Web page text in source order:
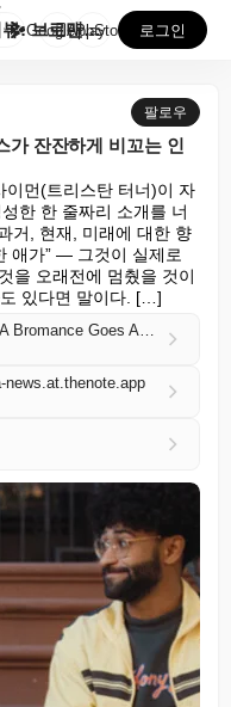
‘더 트래블 컴패니언’ 리뷰: 브로맨스가 잔잔하게 비꼬...
GooglePlay
AppStore 로그인
팔로우
가 잔잔하게 비꼬는 인
이먼(트리스탄 터너)이 자
한 한 줄짜리 소개를 너
거, 현재, 미래에 대한 향
애가” — 그것이 실제로
을 오래전에 멈췄을 것이
있다면 말이다. […]
‘The Travel Companion’ Review: A Bromance Goes Adrift in a Gently Wry Indie Amble
news.at.thenote.app